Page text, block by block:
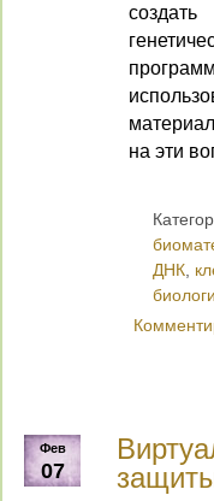
на эти
ДНК,
Фев
07